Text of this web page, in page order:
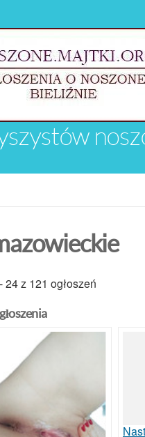
24 z 121 ogłoszeń